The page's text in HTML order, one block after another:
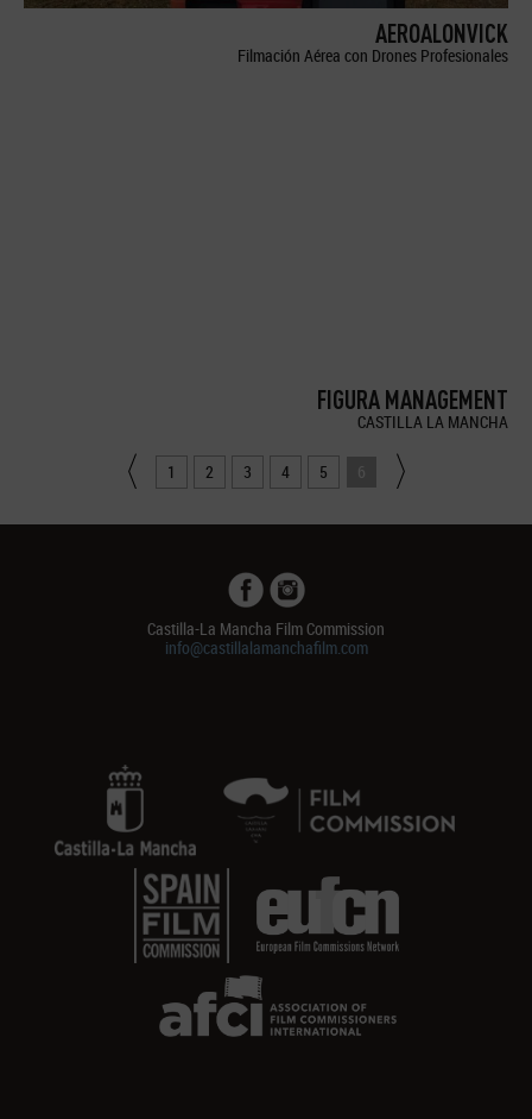
AEROALONVICK
Filmación Aérea con Drones Profesionales
FIGURA MANAGEMENT
CASTILLA LA MANCHA
1 2 3 4 5 6
Castilla-La Mancha Film Commission
info@castillalamanchafilm.com